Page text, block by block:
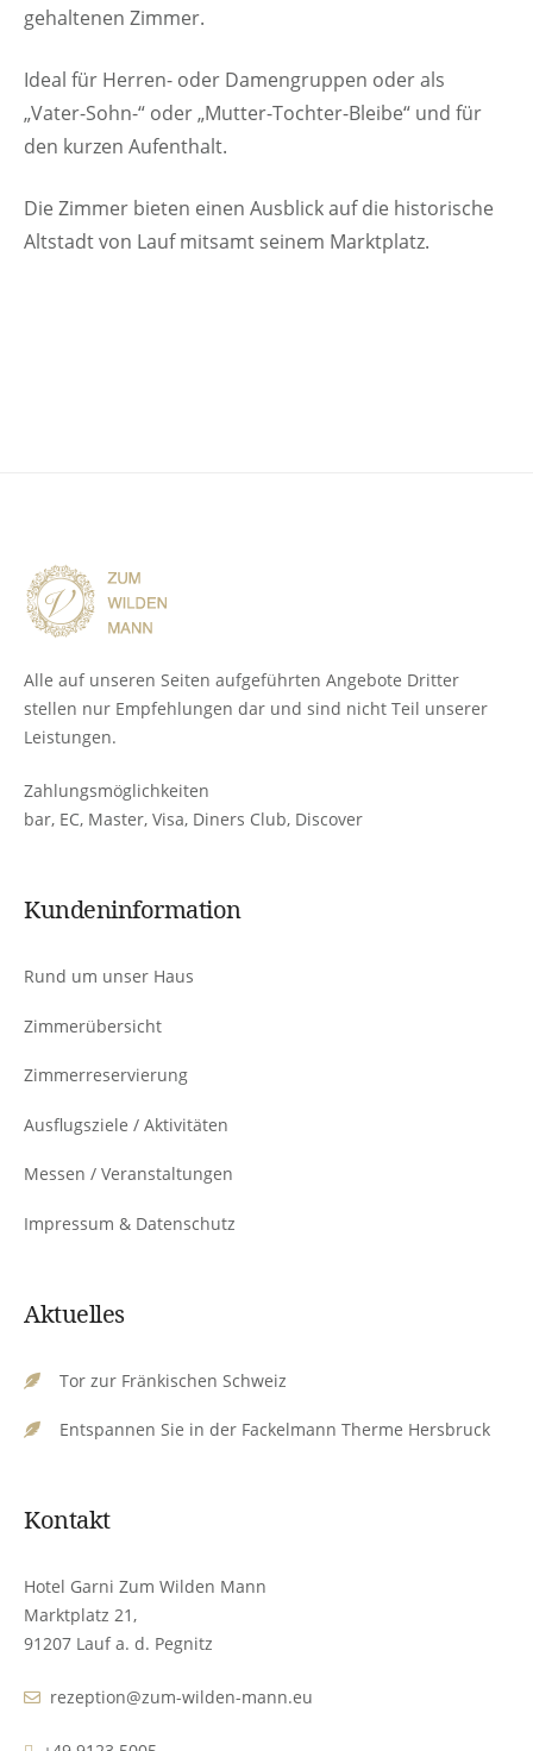
gehaltenen Zimmer.
Ideal für Herren- oder Damengruppen oder als
„Vater-Sohn-“ oder „Mutter-Tochter-Bleibe“ und für
den kurzen Aufenthalt.
Die Zimmer bieten einen Ausblick auf die historische
Altstadt von Lauf mitsamt seinem Marktplatz.
Alle auf unseren Seiten aufgeführten Angebote Dritter
stellen nur Empfehlungen dar und sind nicht Teil unserer
Leistungen.
Zahlungsmöglichkeiten
bar, EC, Master, Visa, Diners Club, Discover
Kundeninformation
Rund um unser Haus
Zimmerübersicht
Zimmerreservierung
Ausflugsziele / Aktivitäten
Messen / Veranstaltungen
Impressum & Datenschutz
Aktuelles
Tor zur Fränkischen Schweiz
Entspannen Sie in der Fackelmann Therme Hersbruck
Kontakt
Hotel Garni Zum Wilden Mann
Marktplatz 21,
91207 Lauf a. d. Pegnitz
rezeption@zum-wilden-mann.eu